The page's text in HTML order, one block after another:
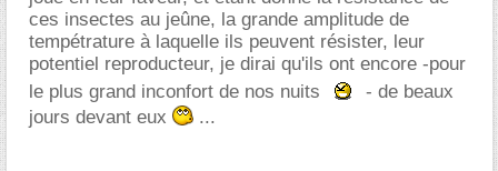
ces insectes au jeûne, la grande amplitude de
tempétrature à laquelle ils peuvent résister, leur
potentiel reproducteur, je dirai qu'ils ont encore -pour
le plus grand inconfort de nos nuits
- de beaux
jours devant eux
...